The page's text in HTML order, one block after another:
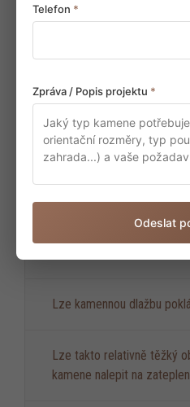
obkladů?
Je vhodný kámen i do
Jak připravit podklad pod
Lze kamennou dlažbu
Lze takto relativně těžký
kamene nalepit na
Telefon *
Zpráva / Popis projektu *
Odeslat